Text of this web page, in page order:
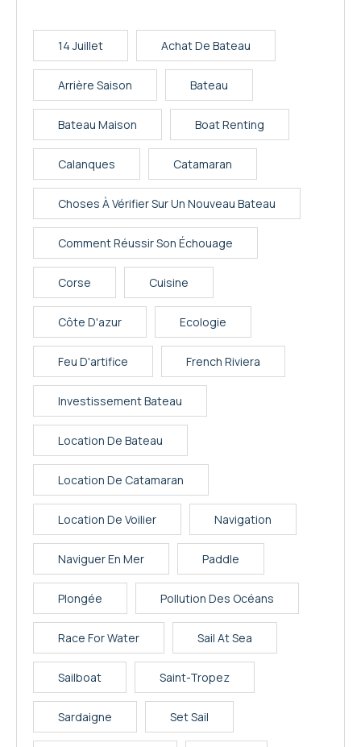
14 Juillet Achat De Bateau
Arrière Saison Bateau
Bateau Maison Boat Renting
Calanques Catamaran
Choses À Vérifier Sur Un Nouveau Bateau
Comment Réussir Son Échouage
Corse Cuisine
Côte D'azur Ecologie
Feu D'artifice French Riviera
Investissement Bateau
Location De Bateau
Location De Catamaran
Location De Voilier Navigation
Naviguer En Mer Paddle
Plongée Pollution Des Océans
Race For Water Sail At Sea
Sailboat Saint-Tropez
Sardaigne Set Sail